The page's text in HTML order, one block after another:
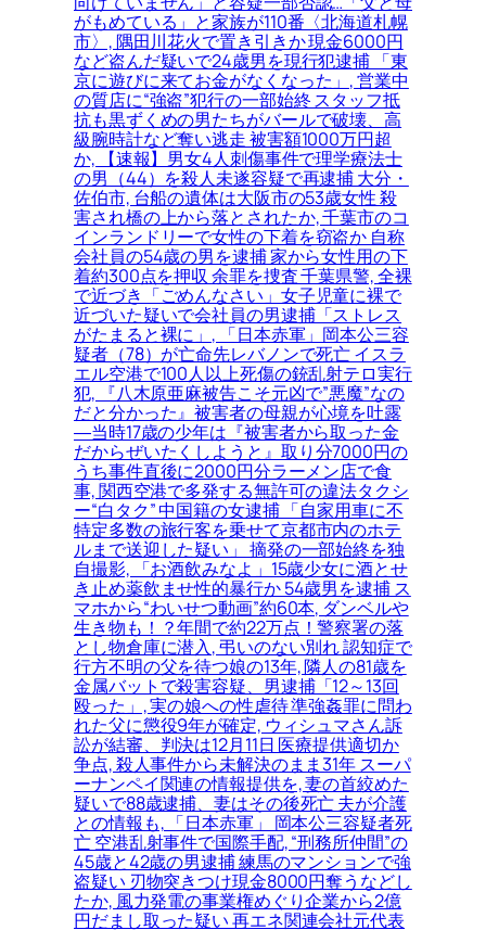
がもめている」と家族が110番〈北海道札幌
市〉, 隅田川花火で置き引きか 現金6000円
など盗んだ疑いで24歳男を現行犯逮捕 「東
京に遊びに来てお金がなくなった」, 営業中
の質店に“強盗”犯行の一部始終 スタッフ抵
抗も黒ずくめの男たちがバールで破壊、高
級腕時計など奪い逃走 被害額1000万円超
か, 【速報】男女4人刺傷事件で理学療法士
の男（44）を殺人未遂容疑で再逮捕 大分・
佐伯市, 台船の遺体は大阪市の53歳女性 殺
害され橋の上から落とされたか, 千葉市のコ
インランドリーで女性の下着を窃盗か 自称
会社員の54歳の男を逮捕 家から女性用の下
着約300点を押収 余罪を捜査 千葉県警, 全裸
で近づき「ごめんなさい」女子児童に裸で
近づいた疑いで会社員の男逮捕「ストレス
がたまると裸に」, 「日本赤軍」岡本公三容
疑者（78）が亡命先レバノンで死亡 イスラ
エル空港で100人以上死傷の銃乱射テロ実行
犯, 『八木原亜麻被告こそ元凶で”悪魔”なの
だと分かった』被害者の母親が心境を吐露
―当時17歳の少年は『被害者から取った金
だからぜいたくしようと』取り分7000円の
うち事件直後に2000円分ラーメン店で食
事, 関西空港で多発する無許可の違法タクシ
ー“白タク” 中国籍の女逮捕 「自家用車に不
特定多数の旅行客を乗せて京都市内のホテ
ルまで送迎した疑い」 摘発の一部始終を独
自撮影, 「お酒飲みなよ」15歳少女に酒とせ
き止め薬飲ませ性的暴行か 54歳男を逮捕 ス
マホから“わいせつ動画”約60本, ダンベルや
生き物も！？年間で約22万点！警察署の落
とし物倉庫に潜入, 弔いのない別れ 認知症で
行方不明の父を待つ娘の13年, 隣人の81歳を
金属バットで殺害容疑、男逮捕「12～13回
殴った」, 実の娘への性虐待 準強姦罪に問わ
れた父に懲役9年が確定, ウィシュマさん訴
訟が結審、判決は12月11日 医療提供適切か
争点, 殺人事件から未解決のまま31年 スーパ
ーナンペイ関連の情報提供を, 妻の首絞めた
疑いで88歳逮捕、妻はその後死亡 夫が介護
との情報も, 「日本赤軍」 岡本公三容疑者死
亡 空港乱射事件で国際手配, “刑務所仲間”の
45歳と42歳の男逮捕 練馬のマンションで強
盗疑い 刃物突きつけ現金8000円奪うなどし
たか, 風力発電の事業権めぐり企業から2億
円だまし取った疑い 再エネ関連会社元代表